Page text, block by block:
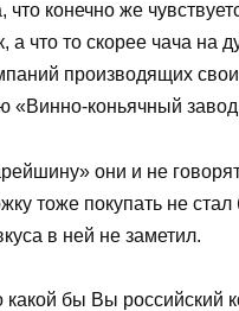
конечно же
а что то скорее чача на
производящих
«Винно-коньячный
они и не
тоже покупать не
в ней не заметил.
какой бы Вы российский